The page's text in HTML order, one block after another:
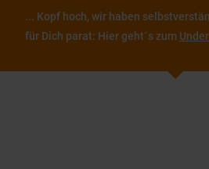
... Kopf hoch, wir haben
für Dich parat: Hier geht´s zum